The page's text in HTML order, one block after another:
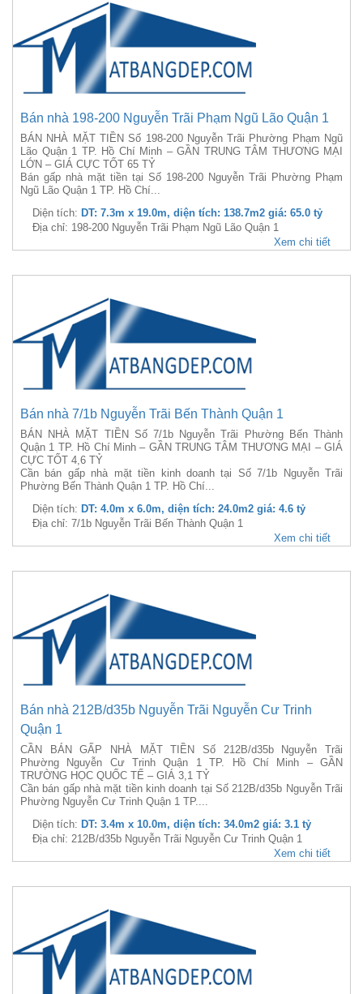
Bán nhà 198-200 Nguyễn Trãi Phạm Ngũ Lão Quận 1
BÁN NHÀ MẶT TIỀN Số 198-200 Nguyễn Trãi Phường Phạm Ngũ
Lão Quận 1 TP. Hồ Chí Minh – GẦN TRUNG TÂM THƯƠNG MẠI
LỚN – GIÁ CỰC TỐT 65 TỶ
Bán gấp nhà mặt tiền tại Số 198-200 Nguyễn Trãi Phường Phạm
Ngũ Lão Quận 1 TP. Hồ Chí...
Diện tích: DT: 7.3m x 19.0m, diện tích: 138.7m2 giá: 65.0 tỷ
Địa chỉ: 198-200 Nguyễn Trãi Phạm Ngũ Lão Quận 1
Xem chi tiết
Bán nhà 7/1b Nguyễn Trãi Bến Thành Quận 1
BÁN NHÀ MẶT TIỀN Số 7/1b Nguyễn Trãi Phường Bến Thành
Quận 1 TP. Hồ Chí Minh – GẦN TRUNG TÂM THƯƠNG MẠI – GIÁ
CỰC TỐT 4,6 TỶ
Cần bán gấp nhà mặt tiền kinh doanh tại Số 7/1b Nguyễn Trãi
Phường Bến Thành Quận 1 TP. Hồ Chí...
Diện tích: DT: 4.0m x 6.0m, diện tích: 24.0m2 giá: 4.6 tỷ
Địa chỉ: 7/1b Nguyễn Trãi Bến Thành Quận 1
Xem chi tiết
Bán nhà 212B/d35b Nguyễn Trãi Nguyễn Cư Trinh
Quận 1
CẦN BÁN GẤP NHÀ MẶT TIỀN Số 212B/d35b Nguyễn Trãi
Phường Nguyễn Cư Trinh Quận 1 TP. Hồ Chí Minh – GẦN
TRƯỜNG HỌC QUỐC TẾ – GIÁ 3,1 TỶ
Cần bán gấp nhà mặt tiền kinh doanh tại Số 212B/d35b Nguyễn Trãi
Phường Nguyễn Cư Trinh Quận 1 TP....
Diện tích: DT: 3.4m x 10.0m, diện tích: 34.0m2 giá: 3.1 tỷ
Địa chỉ: 212B/d35b Nguyễn Trãi Nguyễn Cư Trinh Quận 1
Xem chi tiết